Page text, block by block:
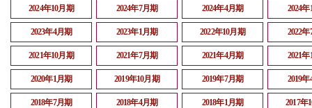
2024年10月期 2024年7月期 2024年4月期 2024
2023年4月期 2023年1月期 2022年10月期 2022
2021年10月期 2021年7月期 2021年4月期 2021
2020年1月期 2019年10月期 2019年7月期 2019
2018年7月期 2018年4月期 2018年1月期 2017年